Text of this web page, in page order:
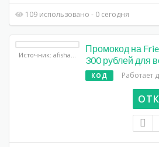
109 использовано - 0 сегодня
Источник: afisha.yandex.ru
Промокод на
300 рублей для
КОД Работает